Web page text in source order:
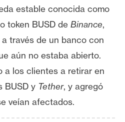
estable conocida como
token BUSD de Binance,
través de un banco con
aún no estaba abierto.
a los clientes a retirar en
BUSD y Tether, y agregó
veían afectados.